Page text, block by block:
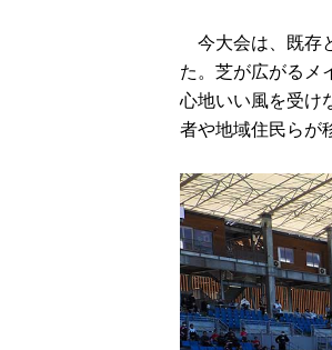
今大会は、既存
た。芝が広がるメ
心地いい風を受け
者や地域住民らが